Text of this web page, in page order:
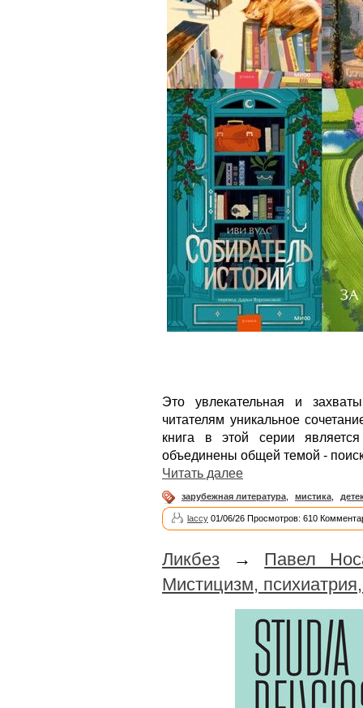
Это увлекательная и
читателям уникальное
книга в этой серии
объединены общей темой -
Читать далее
зарубежная литература мистика
laccy 01/06/26 Просмотров: 610
Ликбез → Павел
Мистицизм,